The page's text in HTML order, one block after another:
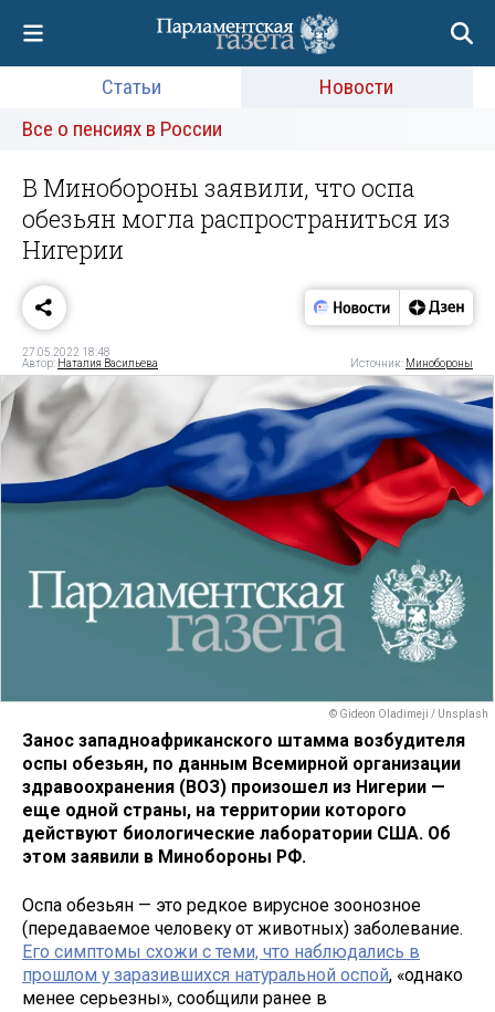
Статьи
Новости
Все о пенсиях в России
В Минобороны заявили, что оспа
обезьян могла распространиться из
Нигерии
27.05.2022 18:48
Автор: Наталия Васильева Источник: Минобороны
© Gideon Oladimeji / Unsplash
Занос западноафриканского штамма возбудителя
оспы обезьян, по данным Всемирной организации
здравоохранения (ВОЗ) произошел из Нигерии —
еще одной страны, на территории которого
действуют биологические лаборатории США. Об
этом заявили в Минобороны РФ.
Оспа обезьян — это редкое вирусное зоонозное
(передаваемое человеку от животных) заболевание.
Его симптомы схожи с теми, что наблюдались в
прошлом у заразившихся натуральной оспой, «однако
менее серьезны», сообщили ранее в